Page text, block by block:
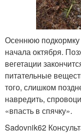
Осеннюю подкормку
начала октября.
вегетации
питательные
того, слишком
навредить,
«впасть в спячку».
Sadovnik62